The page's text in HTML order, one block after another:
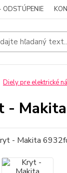
ODSTÚPENIE
Diely pre elektrické
-